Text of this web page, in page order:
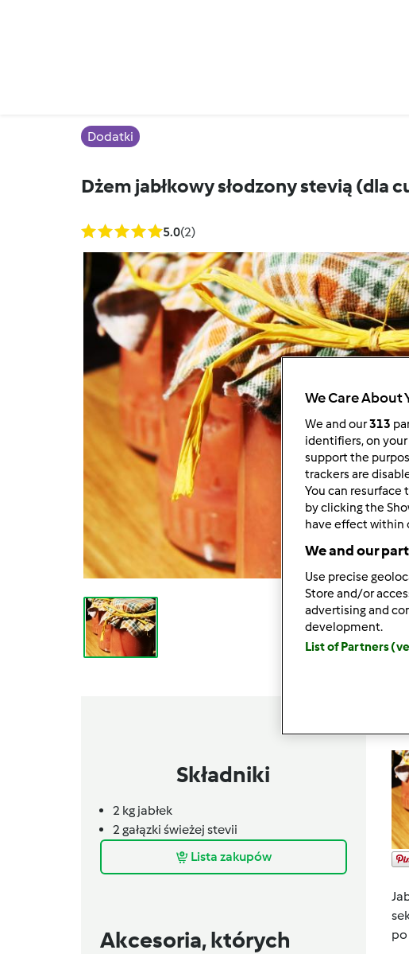
Dodatki
Dżem jabłkowy słodzony stevią (dla
5.0(2)
Składniki
2 kg jabłek
2 gałązki świeżej stevii
Lista zakupów
Akcesoria, których
po
We Care About
We and our313
identifiers, on
support the
trackers are
You can
by clicking the
have effect within
We and our
Use precise
Store and/or
advertising and
development.
List of Partners